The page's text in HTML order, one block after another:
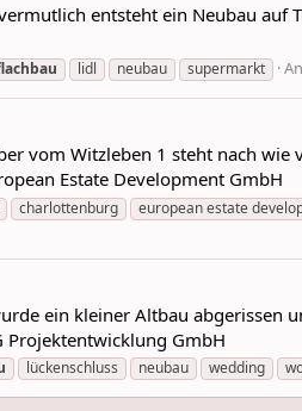
entsteht ein Neubau
lidl neubau supermarkt
vom Witzleben 1 steht nach
Estate Development GmbH
charlottenburg european estate
ein kleiner Altbau abgerissen
Projektentwicklung GmbH
lückenschluss neubau wedding